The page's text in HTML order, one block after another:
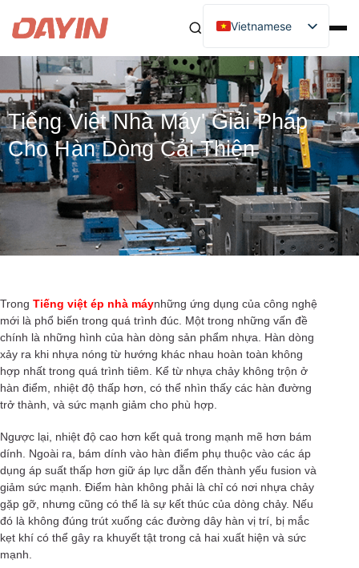
Vietnamese
Tiếng Việt Nhà Máy' Giải Pháp
Cho Hàn Dòng Cải Thiện
Trong Tiếng việt ép nhà máynhững ứng dụng của công nghệ
mới là phổ biến trong quá trình đúc. Một trong những vấn đề
chính là những hình của hàn dòng sản phẩm nhựa. Hàn dòng
xảy ra khi nhựa nóng từ hướng khác nhau hoàn toàn không
hợp nhất trong quá trình tiêm. Kể từ nhựa chảy không trộn ở
hàn điểm, nhiệt độ thấp hơn, có thể nhìn thấy các hàn đường
trở thành, và sức mạnh giảm cho phù hợp.
Ngược lại, nhiệt độ cao hơn kết quả trong mạnh mẽ hơn bám
dính. Ngoài ra, bám dính vào hàn điểm phụ thuộc vào các áp
dụng áp suất thấp hơn giữ áp lực dẫn đến thành yếu fusion và
giảm sức mạnh. Điểm hàn không phải là chỉ có nơi nhựa chảy
gặp gỡ, nhưng cũng có thể là sự kết thúc của dòng chảy. Nếu
đó là không đúng trút xuống các đường dây hàn vị trí, bị mắc
kẹt khí có thể gây ra khuyết tật trong cả hai xuất hiện và sức
mạnh.